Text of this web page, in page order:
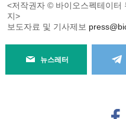
<저작권자 © 바이오스펙테이터
지>
보도자료 및 기사제보
뉴스레터
페